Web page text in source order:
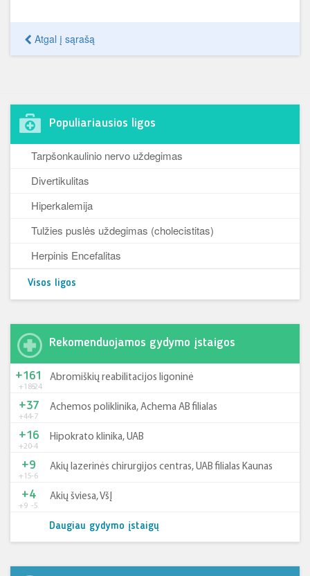
Atgal į sąrašą
Populiariausios ligos
Tarpšonkaulinio nervo uždegimas
Divertikulitas
Hiperkalemija
Tulžies puslės uždegimas (cholecistitas)
Herpinis Encefalitas
Visos ligos
Rekomenduojamos gydymo įstaigos
+185-24
+161 Abromiškių reabilitacijos ligoninė
+44-7
+37 Achemos poliklinika, Achema AB filialas
+20-4
+16 Hipokrato klinika, UAB
+15-6
+9 Akių lazerinės chirurgijos centras, UAB filialas Kaunas
+9 -5
+4 Akių šviesa, VšĮ
Daugiau gydymo įstaigų